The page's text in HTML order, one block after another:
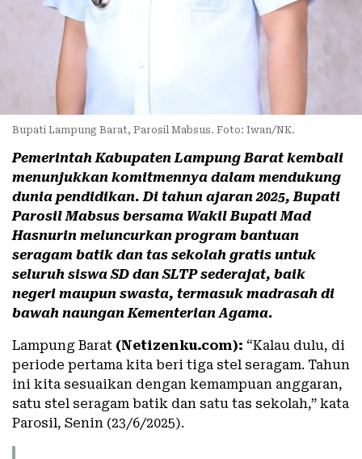
Bupati Lampung Barat, Parosil Mabsus. Foto: Iwan/NK.
Pemerintah Kabupaten Lampung Barat kembali
menunjukkan komitmennya dalam mendukung
dunia pendidikan. Di tahun ajaran 2025, Bupati
Parosil Mabsus bersama Wakil Bupati Mad
Hasnurin meluncurkan program bantuan
seragam batik dan tas sekolah gratis untuk
seluruh siswa SD dan SLTP sederajat, baik
negeri maupun swasta, termasuk madrasah di
bawah naungan Kementerian Agama.
Lampung Barat (Netizenku.com): “Kalau dulu, di
periode pertama kita beri tiga stel seragam. Tahun
ini kita sesuaikan dengan kemampuan anggaran,
satu stel seragam batik dan satu tas sekolah,” kata
Parosil, Senin (23/6/2025).